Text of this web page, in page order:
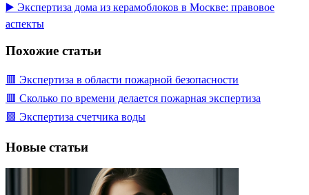
▶️ Экспертиза дома из керамоблоков в Москве: правовое
аспекты
Похожие статьи
🟥 Экспертиза в области пожарной безопасности
🟥 Сколько по времени делается пожарная экспертиза
🟩 Экспертиза счетчика воды
Новые статьи